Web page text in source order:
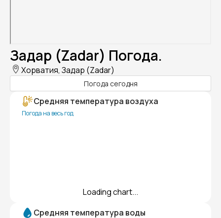
Задар (Zadar) Погода.
Хорватия, Задар (Zadar)
Погода сегодня
Средняя температура воздуха
Погода на весь год
Loading chart...
Средняя температура воды